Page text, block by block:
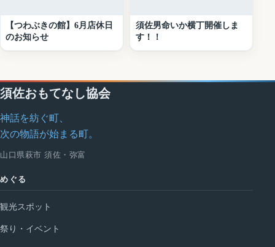
【つわぶきの館】6月店休日
のお知らせ
須佐男命いか横丁開催しま
す！！
須佐おもてなし協会
神話を紡ぐ町、
次の物語が始まる町。
山口県萩市 須佐・弥富
めぐる
観光スポット
祭り・イベント